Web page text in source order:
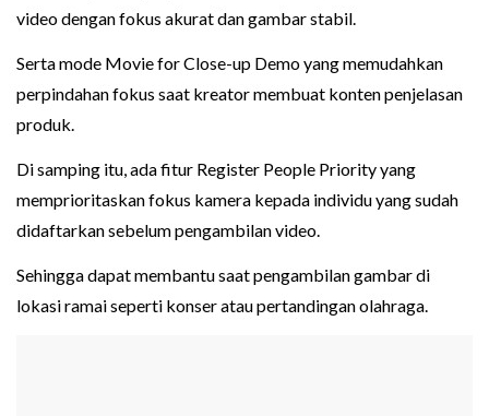
video dengan fokus akurat dan gambar stabil.
Serta mode Movie for Close-up Demo yang memudahkan
perpindahan fokus saat kreator membuat konten penjelasan
produk.
Di samping itu, ada fitur Register People Priority yang
memprioritaskan fokus kamera kepada individu yang sudah
didaftarkan sebelum pengambilan video.
Sehingga dapat membantu saat pengambilan gambar di
lokasi ramai seperti konser atau pertandingan olahraga.